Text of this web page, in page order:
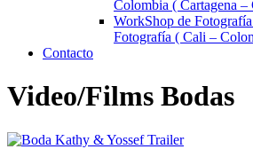
Colombia ( Cartagena –
WorkShop de
Fotografía ( Cali –
Contacto
Video/Films Bodas